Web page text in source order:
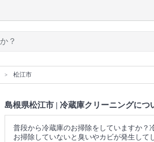
松江市
島根県松江市 | 冷蔵庫クリーニングにつ
普段から冷蔵庫のお掃除をしていますか？
お掃除していないと臭いやカビが発生して